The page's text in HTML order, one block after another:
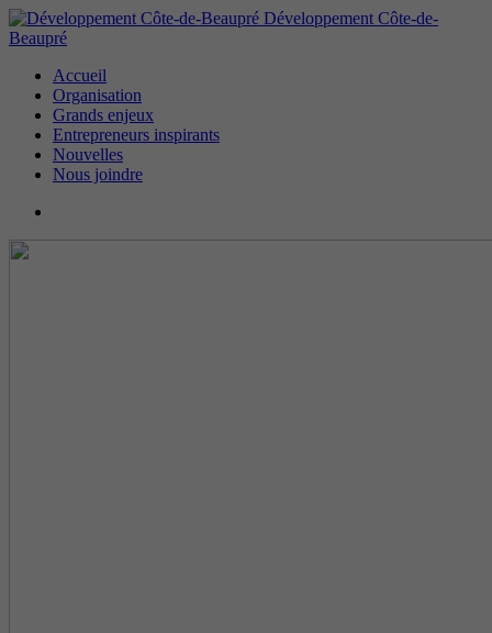
Développement Côte-de-
Beaupré
Accueil
Organisation
Grands enjeux
Entrepreneurs inspirants
Nouvelles
Nous joindre